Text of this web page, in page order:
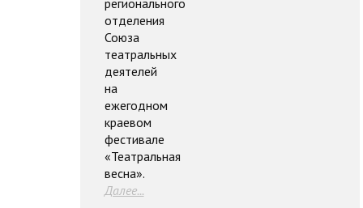
отделения
Союза
театральных
деятелей
на
ежегодном
краевом
фестивале
«Театральная
весна».
Далее...